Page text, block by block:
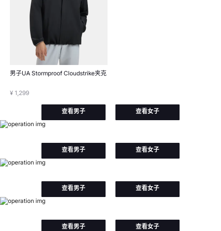
男子UA Stormproof Cloudstrike夹克
¥ 1,299
查看男子 查看女子
查看男子 查看女子
查看男子 查看女子
查看男子 查看女子